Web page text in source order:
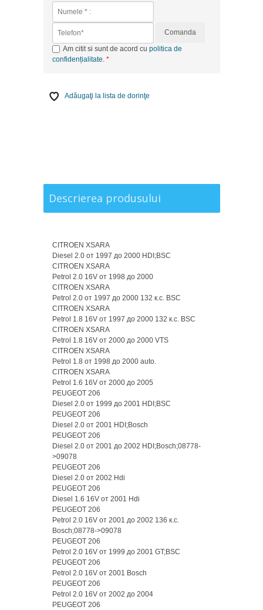
Comanda
Am citit si sunt de acord cu politica de
confidențialitate
Adăugaţi la lista de dorinţe
Descrierea produsului
CITROEN XSARA
Diesel 2.0 от 1997 до 2000 HDI;BSC
CITROEN XSARA
Petrol 2.0 16V от 1998 до 2000
CITROEN XSARA
Petrol 2.0 от 1997 до 2000 132 к.с. BSC
CITROEN XSARA
Petrol 1.8 16V от 1997 до 2000 132 к.с. BSC
CITROEN XSARA
Petrol 1.8 16V от 2000 до 2000 VTS
CITROEN XSARA
Petrol 1.8 от 1998 до 2000 auto.
CITROEN XSARA
Petrol 1.6 16V от 2000 до 2005
PEUGEOT 206
Diesel 2.0 от 1999 до 2001 HDI;BSC
PEUGEOT 206
Diesel 2.0 от 2001 HDI;Bosch
PEUGEOT 206
Diesel 2.0 от 2001 до 2002 HDI;Bosch;08778-
>09078
PEUGEOT 206
Diesel 2.0 от 2002 Hdi
PEUGEOT 206
Diesel 1.6 16V от 2001 Hdi
PEUGEOT 206
Petrol 2.0 16V от 2001 до 2002 136 к.с.
Bosch;08778->09078
PEUGEOT 206
Petrol 2.0 16V от 1999 до 2001 GT;BSC
PEUGEOT 206
Petrol 2.0 16V от 2001 Bosch
PEUGEOT 206
Petrol 2.0 16V от 2002 до 2004
PEUGEOT 206